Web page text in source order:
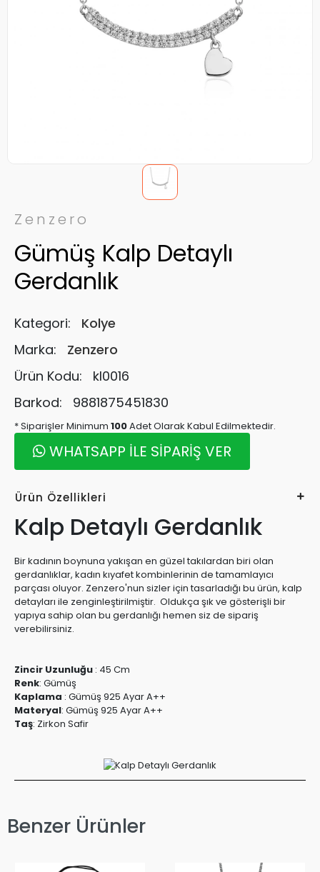
Zenzero
Gümüş Kalp Detaylı
Gerdanlık
Kategori:
Kolye
Marka:
Zenzero
Ürün Kodu:
kl0016
Barkod:
9881875451830
* Siparişler Minimum 100Adet Olarak Kabul Edilmektedir.
WHATSAPP İLE SİPARİŞ VER
Ürün Özellikleri
Kalp Detaylı Gerdanlık
Bir kadının boynuna yakışan en güzel takılardan biri olan
gerdanlıklar, kadın kıyafet kombinlerinin de tamamlayıcı
parçası oluyor. Zenzero'nun sizler için tasarladığı bu ürün, kalp
detayları ile zenginleştirilmiştir. Oldukça şık ve gösterişli bir
yapıya sahip olan bu gerdanlığı hemen siz de sipariş
verebilirsiniz.
Zincir Uzunluğu : 45 Cm
Renk: Gümüş
Kaplama : Gümüş 925 Ayar A++
Materyal: Gümüş 925 Ayar A++
Taş: Zirkon Safir
Benzer Ürünler